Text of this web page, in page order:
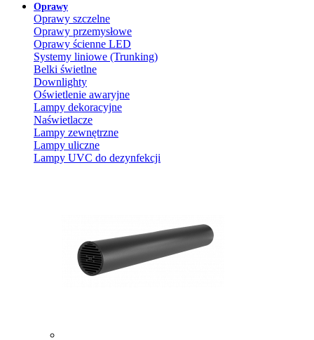
Oprawy
Oprawy szczelne
Oprawy przemysłowe
Oprawy ścienne LED
Systemy liniowe (Trunking)
Belki świetlne
Downlighty
Oświetlenie awaryjne
Lampy dekoracyjne
Naświetlacze
Lampy zewnętrzne
Lampy uliczne
Lampy UVC do dezynfekcji